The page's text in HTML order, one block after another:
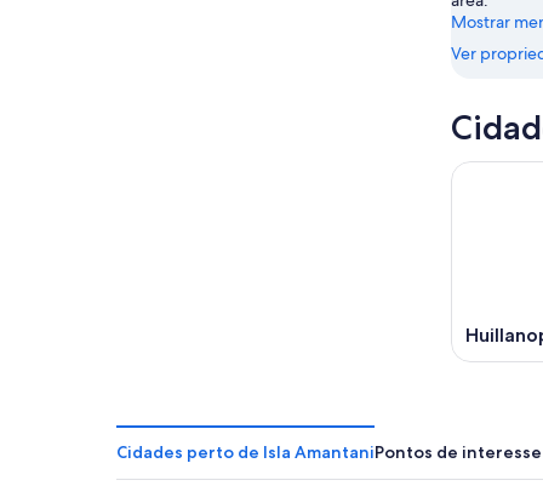
de
ago.
ago.
-
16
ago.
Mostrar
Ver
Cidades perto de Isla AmantaniPontos de interesse